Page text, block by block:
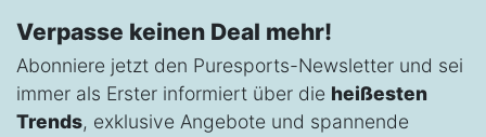
Verpasse keinen Deal mehr!
Abonniere jetzt den Puresports-Newsletter und sei
immer als Erster informiert über die heißesten
Trends, exklusive Angebote und spannende